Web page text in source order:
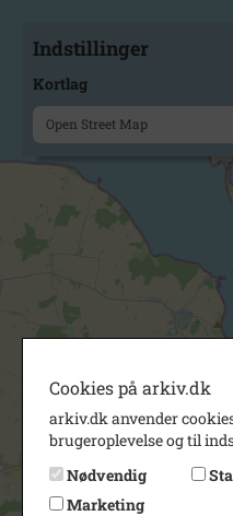
Indstillinger
Kortlag
Open Street Map
Cookies på arkiv.dk
arkiv.dk anvender
brugeroplevelse og til
Nødvendig
Marketing